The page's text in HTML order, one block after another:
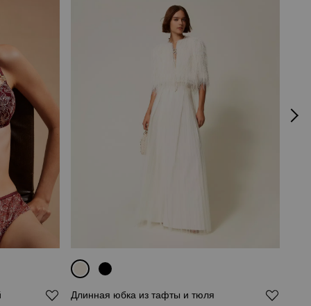
Длинная юбка из тафты и тюля